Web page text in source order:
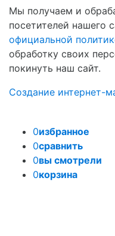
Мы получаем и
посетителей нашего
официальной
обработку своих
покинуть наш сайт.
Создание интернет-
0избранное
0сравнить
0вы смотрели
0корзина